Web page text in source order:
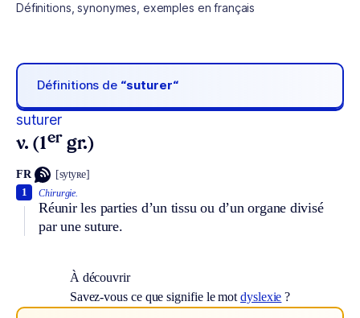
Définitions, synonymes, exemples en français
Définitions de “suturer“
suturer
v. (1er gr.)
FR [sytyʀe]
Chirurgie.
Réunir les parties d’un tissu ou d’un organe divisé
par une suture.
1
À découvrir
Savez-vous ce que signifie le motdyslexie ?